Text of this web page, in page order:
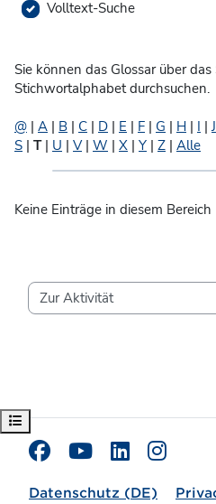
Kursindex öffnen
Volltext-Suche
Sie können das Glossar über
Stichwortalphabet durchsuchen.
@ | A | B | C | D | E | F | G | H | I |J
S | T| U | V| W | X | Y | Z | Alle
Keine Einträge in diesem Bereich
Zur Aktivität
Datenschutz (DE)